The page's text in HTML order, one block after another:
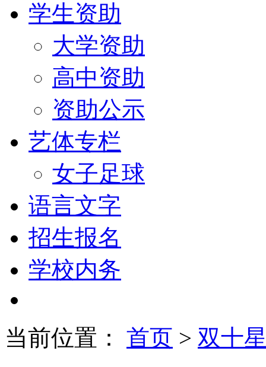
学生资助
大学资助
高中资助
资助公示
艺体专栏
女子足球
语言文字
招生报名
学校内务
当前位置： 首页 > 双十